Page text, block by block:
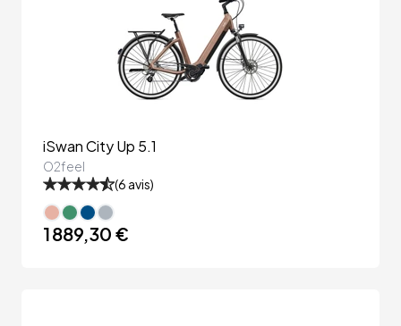
iSwan City Up 5.1
O2feel
(6 avis)
1 889,30 €